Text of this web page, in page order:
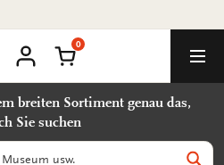
Warenkorb
0
breiten Sortiment genau das,
Sie suchen